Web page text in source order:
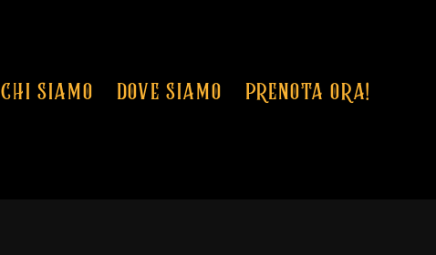
CHI SIAMO DOVE SIAMO PRENOTA ORA!